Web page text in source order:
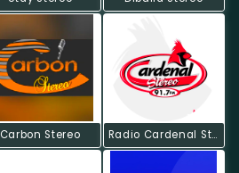
Carbon Stereo Radio Cardenal Stereo